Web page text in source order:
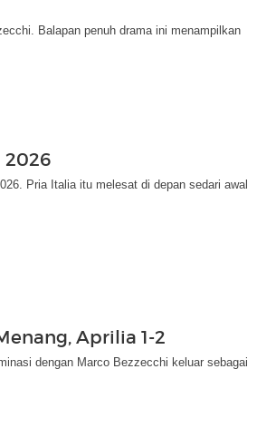
Balapan penuh drama ini menampilkan
2026
Pria Italia itu melesat di depan sedari awal
Aprilia 1-2
dengan Marco Bezzecchi keluar sebagai